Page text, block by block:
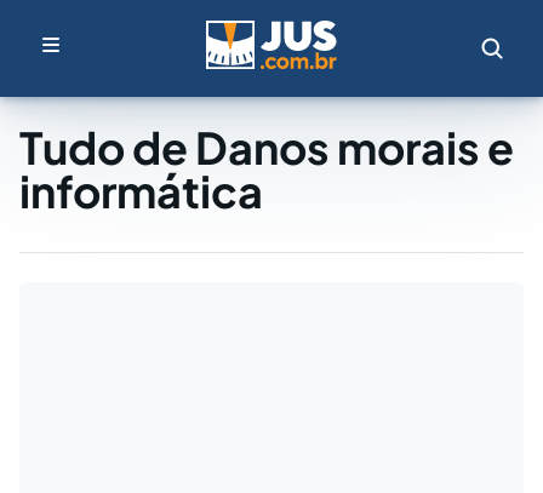
Tudo de Danos morais e
informática